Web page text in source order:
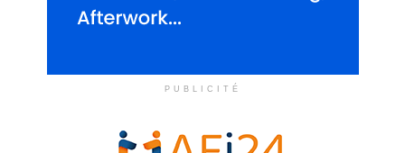
PUBLICITÉ